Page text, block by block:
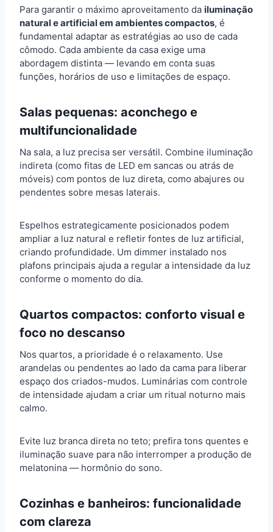
Para garantir o máximo aproveitamento da iluminação
natural e artificial em ambientes compactos, é
fundamental adaptar as estratégias ao uso de cada
cômodo. Cada ambiente da casa exige uma
abordagem distinta — levando em conta suas
funções, horários de uso e limitações de espaço.
Salas pequenas: aconchego e
multifuncionalidade
Na sala, a luz precisa ser versátil. Combine iluminação
indireta (como fitas de LED em sancas ou atrás de
móveis) com pontos de luz direta, como abajures ou
pendentes sobre mesas laterais.
Espelhos estrategicamente posicionados podem
ampliar a luz natural e refletir fontes de luz artificial,
criando profundidade. Um dimmer instalado nos
plafons principais ajuda a regular a intensidade da luz
conforme o momento do dia.
Quartos compactos: conforto visual e
foco no descanso
Nos quartos, a prioridade é o relaxamento. Use
arandelas ou pendentes ao lado da cama para liberar
espaço dos criados-mudos. Luminárias com controle
de intensidade ajudam a criar um ritual noturno mais
calmo.
Evite luz branca direta no teto; prefira tons quentes e
iluminação suave para não interromper a produção de
melatonina — hormônio do sono.
Cozinhas e banheiros: funcionalidade
com clareza